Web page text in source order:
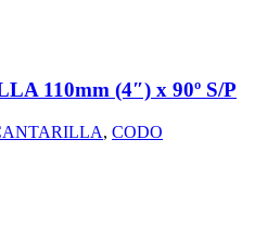
110mm (4″) x 90º S/P
, CODO